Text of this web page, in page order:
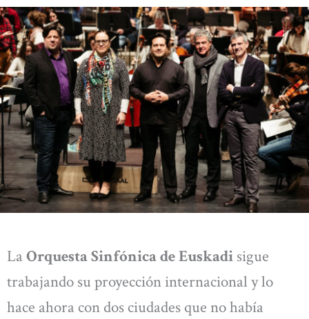
La Orquesta Sinfónica de Euskadi sigue
trabajando su proyección internacional y lo
hace ahora con dos ciudades que no había